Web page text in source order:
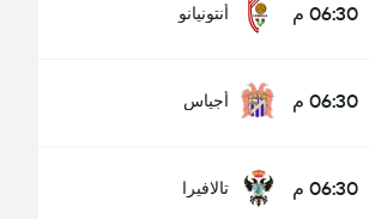
06:30 م أنتونيانو
06:30 م أجياس
06:30 م تالافيرا